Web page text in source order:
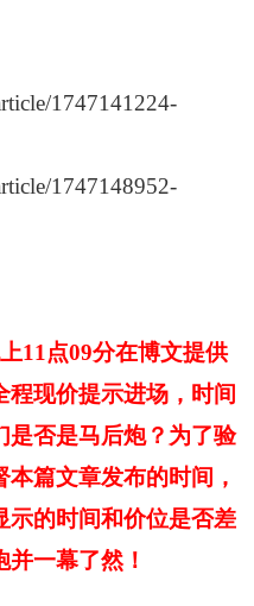
1747141224-
1747148952-
11点09分在博文提供
现价提示进场，时间
是否是马后炮？为了验
篇文章发布的时间，
示的时间和价位是否差
一幕了然！